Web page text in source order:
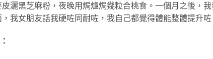
灑黑芝麻粉，夜晚用焗爐焗幾粒合桃食。一個月之後，
我女朋友話我硬咗同耐咗，我自己都覺得體能整體提升咗